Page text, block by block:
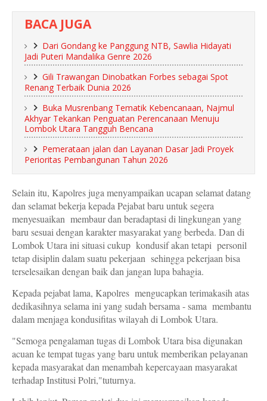
BACA JUGA
Dari Gondang ke Panggung NTB, Sawlia Hidayati
Jadi Puteri Mandalika Genre 2026
Gili Trawangan Dinobatkan Forbes sebagai Spot
Renang Terbaik Dunia 2026
Buka Musrenbang Tematik Kebencanaan, Najmul
Akhyar Tekankan Penguatan Perencanaan Menuju
Lombok Utara Tangguh Bencana
Pemerataan jalan dan Layanan Dasar Jadi Proyek
Perioritas Pembangunan Tahun 2026
Selain itu, Kapolres juga menyampaikan ucapan selamat datang
dan selamat bekerja kepada Pejabat baru untuk segera
menyesuaikan membaur dan beradaptasi di lingkungan yang
baru sesuai dengan karakter masyarakat yang berbeda. Dan di
Lombok Utara ini situasi cukup kondusif akan tetapi personil
tetap disiplin dalam suatu pekerjaan sehingga pekerjaan bisa
terselesaikan dengan baik dan jangan lupa bahagia.
Kepada pejabat lama, Kapolres mengucapkan terimakasih atas
dedikasihnya selama ini yang sudah bersama - sama membantu
dalam menjaga kondusifitas wilayah di Lombok Utara.
"Semoga pengalaman tugas di Lombok Utara bisa digunakan
acuan ke tempat tugas yang baru untuk memberikan pelayanan
kepada masyarakat dan menambah kepercayaan masyarakat
terhadap Institusi Polri,"tuturnya.